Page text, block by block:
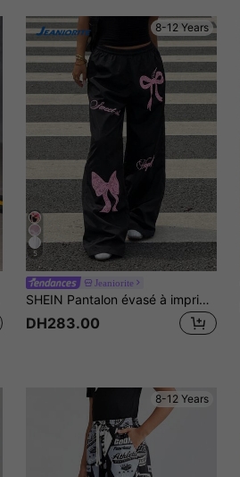
8-12 Years
5
Jeaniorite
SHEIN Pantalon évasé à imprimé papillon pour préadolescentes
DH283.00
8-12 Years